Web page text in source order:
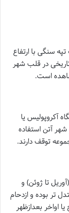
سنگی با ارتفاع
تاریخی در قلب شهر
است.
آکروپولیس یا
شهر آتن استفاده
توقف دارند.
تا ژوئن) و
تر بوده و ازدحام
اواخر بعدازظهر